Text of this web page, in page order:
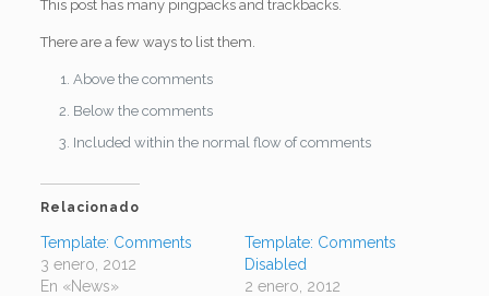
This post has many pingpacks and trackbacks.
There are a few ways to list them.
Above the comments
Below the comments
Included within the normal flow of comments
Relacionado
Template: Comments
3 enero, 2012
En «News»
Template: Comments
Disabled
2 enero, 2012